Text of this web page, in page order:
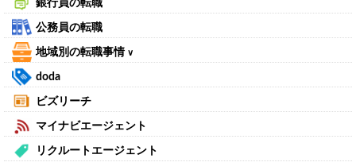
銀行員の転職
公務員の転職
地域別の転職事情 ∨
doda
ビズリーチ
マイナビエージェント
リクルートエージェント